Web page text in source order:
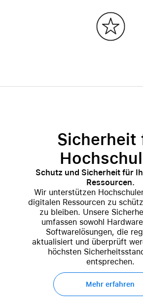
Sicherheit
Schutz und Sicherheit für
Ressourcen.
Wir unterstützen
digitalen Ressourcen zu
zu bleiben. Unsere
umfassen sowohl
Softwarelösungen, die
aktualisiert und überprüft
höchsten
entsprechen.
Mehr erfahren